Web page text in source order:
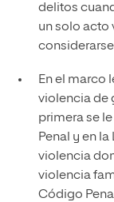
delitos
un solo acto
En el marco
violencia de
primera se
Penal y en
violencia
violencia
Código